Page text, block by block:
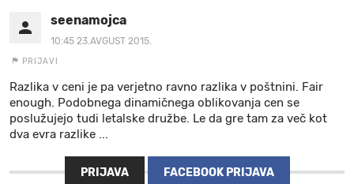
seenamojca
10:45 23.AVGUST 2015.
PRIJAVI
Razlika v ceni je pa verjetno ravno razlika v poštnini. Fair
enough. Podobnega dinamičnega oblikovanja cen se
poslužujejo tudi letalske družbe. Le da gre tam za več kot
dva evra razlike ...
PRIJAVA FACEBOOK PRIJAVA